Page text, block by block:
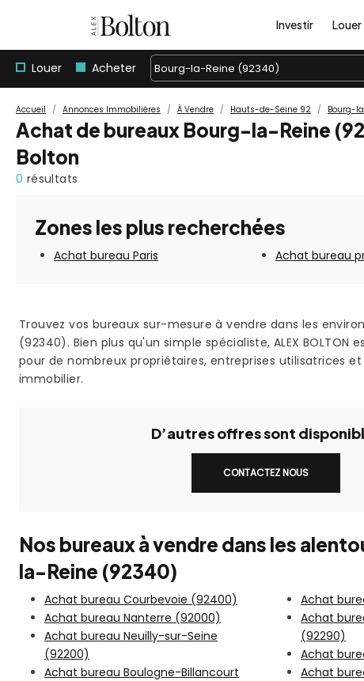
Investir Louer
Louer Acheter Bourg-la-Reine (92340)
Accueil Annonces Immobilières À Vendre Hauts-de-Seine 92 Bourg-
Achat de bureaux Bourg-la-Reine
Bolton
0 résultats
Zones les plus recherchées
Achat bureau Paris Achat bureau
Trouvez vos bureaux sur-mesure à vendre dans les
(92340). Bien plus qu'un simple spécialiste, ALEX BOLTON
pour de nombreux propriétaires, entreprises utilisatrices et
immobilier.
D’autres offres sont
CONTACTEZ NOUS
Nos bureaux à vendre dans les
la-Reine (92340)
Achat bureau Courbevoie (92400)
Achat bureau Nanterre (92000)
Achat bureau Neuilly-sur-Seine
(92200)
Achat bureau Boulogne-Billancourt
Achat
Achat
(92290)
Achat
Achat